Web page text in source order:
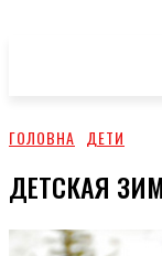
ГОЛОВНА ДЕТИ
ДЕТСКАЯ